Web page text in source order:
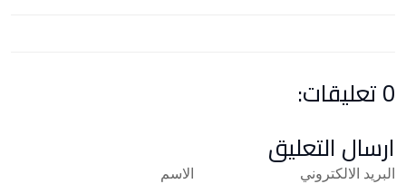
0 تعليقات:
ارسال التعليق
الاسم البريد الالكتروني